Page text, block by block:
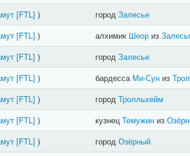
[FTL] ) город Залесье
[FTL] ) алхимик Шеориз
[FTL] ) город Залесье
[FTL] ) бардесса Ми-Суниз
[FTL] ) город Тролльхейм
[FTL] ) кузнец Темужиниз
[FTL] ) город Озёрный